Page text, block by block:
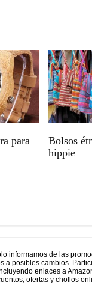
para
Bolsos
hippie
informamos de las
posibles cambios.
enlaces a
ofertas y chollos